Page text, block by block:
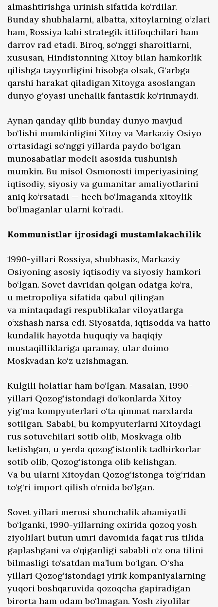
almashtirishga urinish sifatida ko‘rdilar.
Bunday shubhalarni, albatta, xitoylarning o‘zlari
ham, Rossiya kabi strategik ittifoqchilari ham
darrov rad etadi. Biroq, so‘nggi sharoitlarni,
xususan, Hindistonning Xitoy bilan hamkorlik
qilishga tayyorligini hisobga olsak, G‘arbga
qarshi harakat qiladigan Xitoyga asoslangan
dunyo g‘oyasi unchalik fantastik ko‘rinmaydi.
Aynan qanday qilib bunday dunyo mavjud
bo‘lishi mumkinligini Xitoy va Markaziy Osiyo
o‘rtasidagi so‘nggi yillarda paydo bo‘lgan
munosabatlar modeli asosida tushunish
mumkin. Bu misol Osmonosti imperiyasining
iqtisodiy, siyosiy va gumanitar amaliyotlarini
aniq ko‘rsatadi — hech bo‘lmaganda xitoylik
bo‘lmaganlar ularni ko‘radi.
Kommunistlar ijrosidagi mustamlakachilik
1990-yillari Rossiya, shubhasiz, Markaziy
Osiyoning asosiy iqtisodiy va siyosiy hamkori
bo‘lgan. Sovet davridan qolgan odatga ko‘ra,
u metropoliya sifatida qabul qilingan
va mintaqadagi respublikalar viloyatlarga
o‘xshash narsa edi. Siyosatda, iqtisodda va hatto
kundalik hayotda huquqiy va haqiqiy
mustaqilliklariga qaramay, ular doimo
Moskvadan ko‘z uzishmagan.
Kulgili holatlar ham bo‘lgan. Masalan, 1990-
yillari Qozog‘istondagi do‘konlarda Xitoy
yig‘ma kompyuterlari o‘ta qimmat narxlarda
sotilgan. Sababi, bu kompyuterlarni Xitoydagi
rus sotuvchilari sotib olib, Moskvaga olib
ketishgan, u yerda qozog‘istonlik tadbirkorlar
sotib olib, Qozog‘istonga olib kelishgan.
Va bu ularni Xitoydan Qozog‘istonga to‘g‘ridan
to‘g‘ri import qilish o‘rnida bo‘lgan.
Sovet yillari merosi shunchalik ahamiyatli
bo‘lganki, 1990-yillarning oxirida qozoq yosh
ziyolilari butun umri davomida faqat rus tilida
gaplashgani va o‘qiganligi sababli o‘z ona tilini
bilmasligi to‘satdan ma’lum bo‘lgan. O‘sha
yillari Qozog‘istondagi yirik kompaniyalarning
yuqori boshqaruvida qozoqcha gapiradigan
birorta ham odam bo‘lmagan. Yosh ziyolilar